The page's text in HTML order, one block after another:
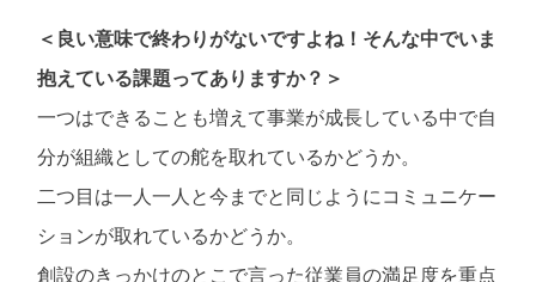
＜良い意味で終わりがないですよね！そんな中でいま
抱えている課題ってありますか？＞
一つはできることも増えて事業が成長している中で自
分が組織としての舵を取れているかどうか。
二つ目は一人一人と今までと同じようにコミュニケー
ションが取れているかどうか。
創設のきっかけのとこで言った従業員の満足度を重点